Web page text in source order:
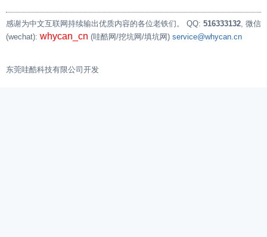
感谢为中文互联网持续输出优质内容的各位老铁们。 QQ: 516333132, 微信
(wechat): whycan_cn (哇酷网/挖坑网/填坑网) service@whycan.cn
东莞哇酷科技有限公司开发